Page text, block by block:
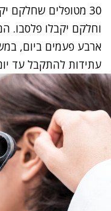
30 מטופלים שחלקם
וחלקם יקבלו
ארבע פעמים ביום,
עתידות להתקבל עד יוני